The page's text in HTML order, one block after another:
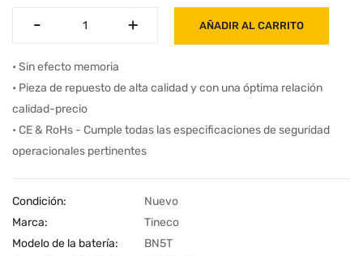
- +
- + AÑADIR AL CARRITO
• Sin efecto memoria
• Pieza de repuesto de alta calidad y con una óptima relación
calidad-precio
• CE & RoHs - Cumple todas las especificaciones de seguridad
operacionales pertinentes
Condición:
Nuevo
Marca:
Tineco
Modelo de la batería:
BN5T